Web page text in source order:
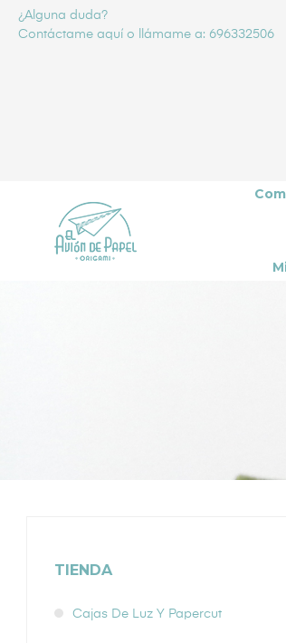
¿Alguna duda?
Contáctame aquí o llámame a: 696332506
TIENDA
Cajas De Luz Y Papercut